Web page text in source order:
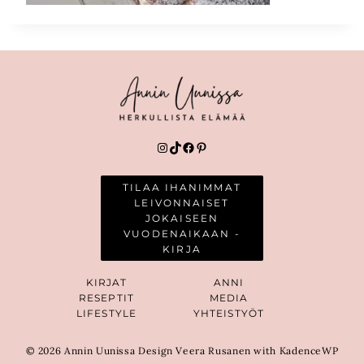
Instagram
TikTok
Facebook
Pinterest
TILAA IHANIMMAT
LEIVONNAISET
JOKAISEEN
VUODENAIKAAN -
KIRJA
KIRJAT
RESEPTIT
LIFESTYLE
ANNI
MEDIA
YHTEISTYÖT
© 2026 Annin Uunissa Design Veera Rusanen with KadenceWP